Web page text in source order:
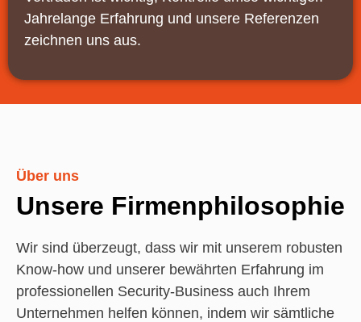
Jahrelange Erfahrung und unsere Referenzen
zeichnen uns aus.
Über uns
Unsere Firmenphilosophie
Wir sind überzeugt, dass wir mit unserem robusten
Know-how und unserer bewährten Erfahrung im
professionellen Security-Business auch Ihrem
Unternehmen helfen können, indem wir sämtliche